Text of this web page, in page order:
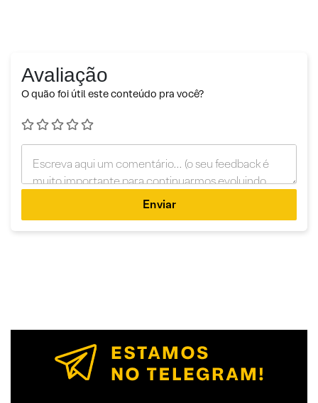
Avaliação
O quão foi útil este conteúdo pra você?
Enviar